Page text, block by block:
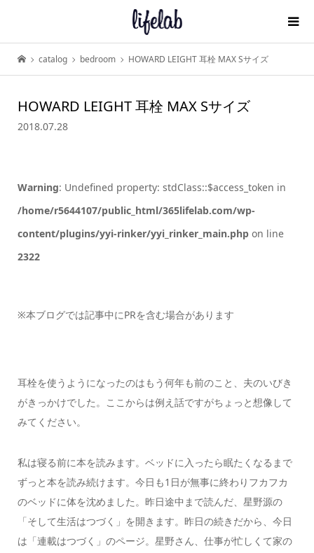
catalog bedroom HOWARD LEIGHT 耳栓 MAX Sサイズ
HOWARD LEIGHT 耳栓 MAX Sサイズ
2018.07.28
Warning: Undefined property: stdClass::$access_token in
/home/r5644107/public_html/365lifelab.com/wp-
content/plugins/yyi-rinker/yyi_rinker_main.phpon line
2322
※本ブログでは記事中にPRを含む場合があります
耳栓を使うようになったのはもう何年も前のこと、夫のいびき
がきっかけでした。ここからは例え話ですがちょっと想像して
みてください。
私は寝る前に本を読みます。ベッドに入ったら眠たくなるまで
ずっと本を読み続けます。今日も1日が無事に終わりフカフカ
のベッドに体を沈めました。昨日途中まで読んだ、星野源の
「そして生活はつづく」を開きます。昨日の続きだから、今日
は「連載はつづく」のページ。星野さん、仕事が忙しくて家の